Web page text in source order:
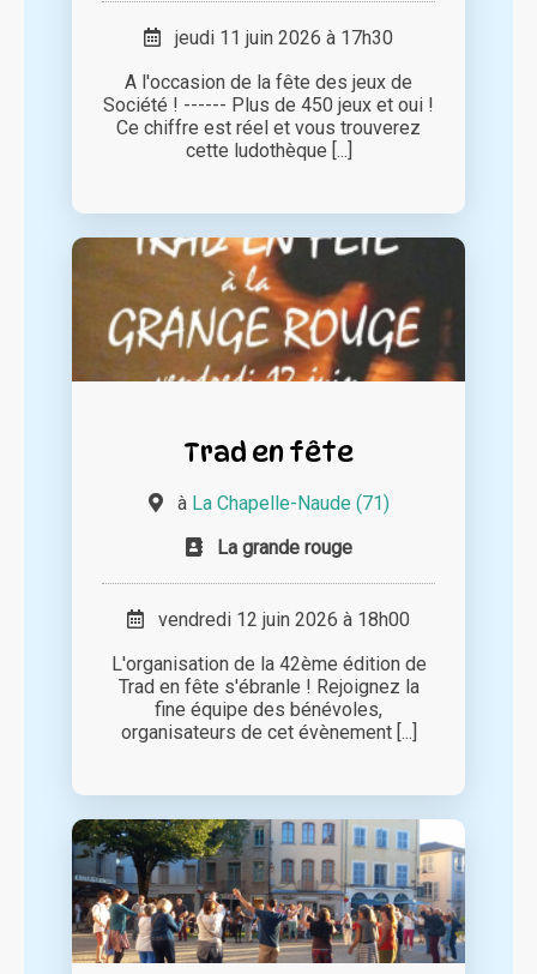
jeudi 11 juin 2026 à 17h30
A l'occasion de la fête des jeux de
Société ! ------ Plus de 450 jeux et oui !
Ce chiffre est réel et vous trouverez
cette ludothèque [...]
Trad en fête
à La Chapelle-Naude (71)
La grande rouge
vendredi 12 juin 2026 à 18h00
L'organisation de la 42ème édition de
Trad en fête s'ébranle ! Rejoignez la
fine équipe des bénévoles,
organisateurs de cet évènement [...]